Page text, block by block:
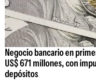
Negocio bancario en
US$ 671 millones, con
depósitos